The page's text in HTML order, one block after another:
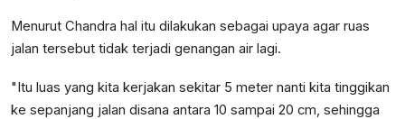
Menurut Chandra hal itu dilakukan sebagai upaya agar ruas
jalan tersebut tidak terjadi genangan air lagi.
"Itu luas yang kita kerjakan sekitar 5 meter nanti kita tinggikan
ke sepanjang jalan disana antara 10 sampai 20 cm, sehingga